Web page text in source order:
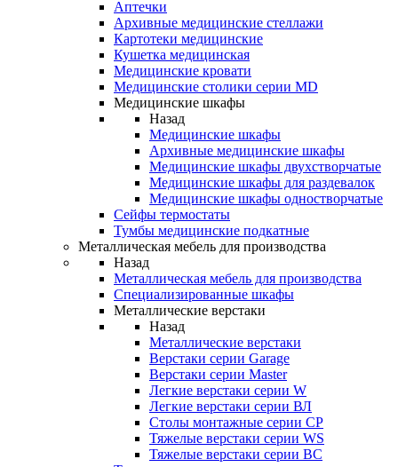
Аптечки
Архивные медицинские стеллажи
Картотеки медицинские
Кушетка медицинская
Медицинские кровати
Медицинские столики серии MD
Медицинские шкафы
Назад
Медицинские шкафы
Архивные медицинские шкафы
Медицинские шкафы двухстворчатые
Медицинские шкафы для раздевалок
Медицинские шкафы одностворчатые
Сейфы термостаты
Тумбы медицинские подкатные
Металлическая мебель для производства
Назад
Металлическая мебель для производства
Cпециализированные шкафы
Металлические верстаки
Назад
Металлические верстаки
Верстаки серии Garage
Верстаки серии Master
Легкие верстаки серии W
Легкие верстаки серии ВЛ
Столы монтажные серии СР
Тяжелые верстаки серии WS
Тяжелые верстаки серии ВС